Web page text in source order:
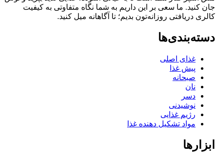
ما سعی بر این داریم به شما نگاه متفاوتی به کیفیت
روزانه‌تون بدیم؛ تا آگاهانه میل کنید.
غذای اصلی
پیش غذا
صبحانه
نوشیدنی
رژیم غذایی
مواد تشکیل دهنده غذا